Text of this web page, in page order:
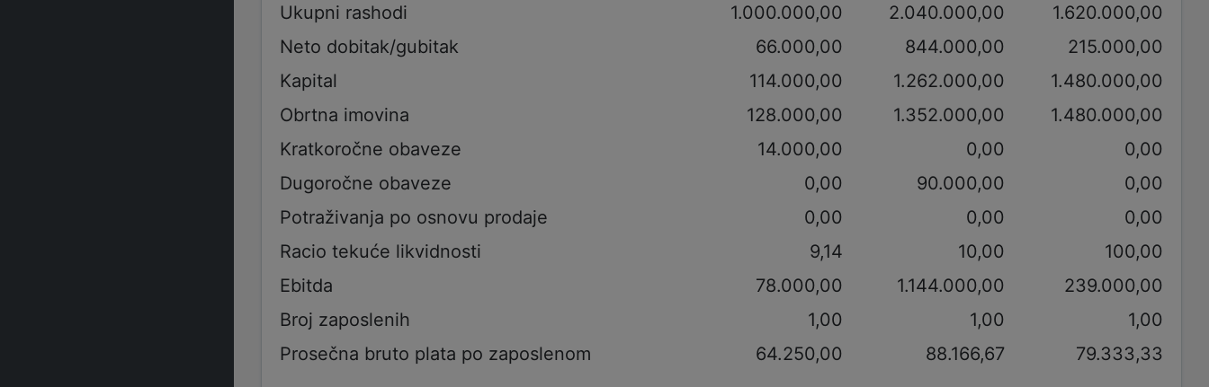
Ukupni rashodi
1.000.000,00 2.040.000,00
1.620.000,00
Neto dobitak/gubitak
66.000,00 844.000,00
215.000,00
Kapital
114.000,00 1.262.000,00
1.480.000,00
Obrtna imovina
128.000,00 1.352.000,00
1.480.000,00
Kratkoročne obaveze
14.000,00 0,00
0,00
Dugoročne obaveze
0,00 90.000,00
0,00
Potraživanja po osnovu prodaje
0,00 0,00
0,00
Racio tekuće likvidnosti
9,14 10,00
100,00
Ebitda
78.000,00 1.144.000,00
239.000,00
Broj zaposlenih
1,00 1,00
1,00
Prosečna bruto plata po zaposlenom
64.250,00 88.166,67 79.333,33